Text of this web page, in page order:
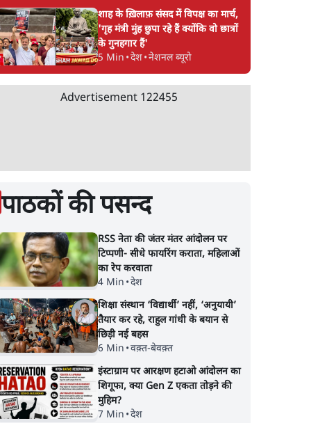
शाह के ख़िलाफ़ संसद में विपक्ष का मार्च,
'गृह मंत्री मुंह छुपा रहे हैं क्योंकि वो छात्रों
के गुनहगार हैं'
5 Min •देश•नेशनल ब्यूरो
Advertisement 122455
पाठकों की पसन्द
RSS नेता की जंतर मंतर आंदोलन पर
टिप्पणी- सीधे फायरिंग कराता, महिलाओं
का रेप करवाता
4 Min •देश
शिक्षा संस्थान ‘विद्यार्थी’ नहीं, ‘अनुयायी’
तैयार कर रहे, राहुल गांधी के बयान से
छिड़ी नई बहस
6 Min •वक़्त-बेवक़्त
इंस्टाग्राम पर आरक्षण हटाओ आंदोलन का
शिगूफा, क्या Gen Z एकता तोड़ने की
मुहिम?
7 Min •देश